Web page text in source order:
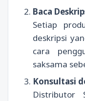
Baca
Setiap
deskripsi
cara
saksama
Konsultasi
Distributor